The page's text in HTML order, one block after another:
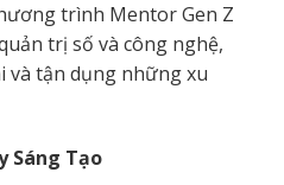
trình Mentor Gen Z
trị số và công nghệ,
và tận dụng những xu
Sáng Tạo